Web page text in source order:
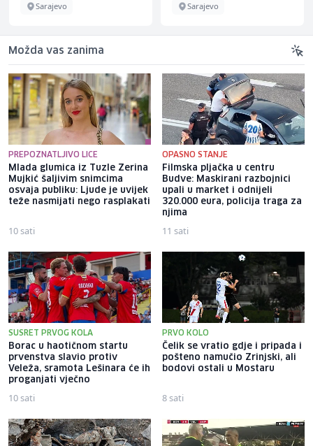
Sarajevo Sarajevo
Možda vas zanima
PREPOZNATLJIVO LICE
Mlada glumica iz Tuzle Zerina
Mujkić šaljivim snimcima
osvaja publiku: Ljude je uvijek
teže nasmijati nego rasplakati
10 sati
OPASNO STANJE
Filmska pljačka u centru
Budve: Maskirani razbojnici
upali u market i odnijeli
320.000 eura, policija traga za
njima
11 sati
SUSRET PRVOG KOLA
Borac u haotičnom startu
prvenstva slavio protiv
Veleža, sramota Lešinara će ih
proganjati vječno
10 sati
PRVO KOLO
Čelik se vratio gdje i pripada i
pošteno namučio Zrinjski, ali
bodovi ostali u Mostaru
8 sati